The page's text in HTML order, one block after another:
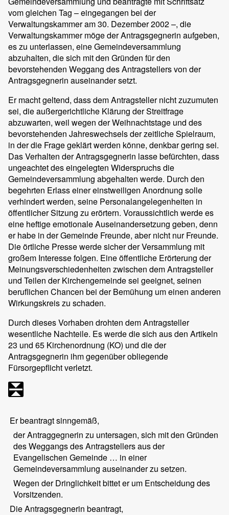
vom gleichen Tag – eingegangen bei der
Verwaltungskammer am 30. Dezember 2002 –, die
Verwaltungskammer möge der Antragsgegnerin aufgeben,
es zu unterlassen, eine Gemeindeversammlung
abzuhalten, die sich mit den Gründen für den
bevorstehenden Weggang des Antragstellers von der
Antragsgegnerin auseinander setzt.
Er macht geltend, dass dem Antragsteller nicht zuzumuten
sei, die außergerichtliche Klärung der Streitfrage
abzuwarten, weil wegen der Weihnachtstage und des
bevorstehenden Jahreswechsels der zeitliche Spielraum,
in der die Frage geklärt werden könne, denkbar gering sei.
Das Verhalten der Antragsgegnerin lasse befürchten, dass
ungeachtet des eingelegten Widerspruchs die
Gemeindeversammlung abgehalten werde. Durch den
begehrten Erlass einer einstweiligen Anordnung solle
verhindert werden, seine Personalangelegenheiten in
öffentlicher Sitzung zu erörtern. Voraussichtlich werde es
eine heftige emotionale Auseinandersetzung geben, denn
er habe in der Gemeinde Freunde, aber nicht nur Freunde.
Die örtliche Presse werde sicher der Versammlung mit
großem Interesse folgen. Eine öffentliche Erörterung der
Meinungsverschiedenheiten zwischen dem Antragsteller
und Teilen der Kirchengemeinde sei geeignet, seinen
beruflichen Chancen bei der Bemühung um einen anderen
Wirkungskreis zu schaden.
Durch dieses Vorhaben drohten dem Antragsteller
wesentliche Nachteile. Es werde die sich aus den Artikeln
23 und 65 Kirchenordnung (KO) und die der
Antragsgegnerin ihm gegenüber obliegende
Fürsorgepflicht verletzt.
Er beantragt sinngemäß,
der Antraggegnerin zu untersagen, sich mit den Gründen
des Weggangs des Antragstellers aus der
Evangelischen Gemeinde … in einer
Gemeindeversammlung auseinander zu setzen.
Wegen der Dringlichkeit bittet er um Entscheidung des
Vorsitzenden.
Die Antragsgegnerin beantragt,